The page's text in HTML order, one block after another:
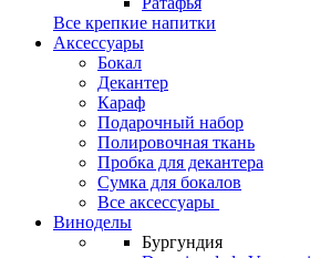
Все крепкие напитки
Аксессуары
Бокал
Декантер
Караф
Подарочный набор
Полировочная ткань
Пробка для декантера
Сумка для бокалов
Все аксессуары
Виноделы
Бургундия